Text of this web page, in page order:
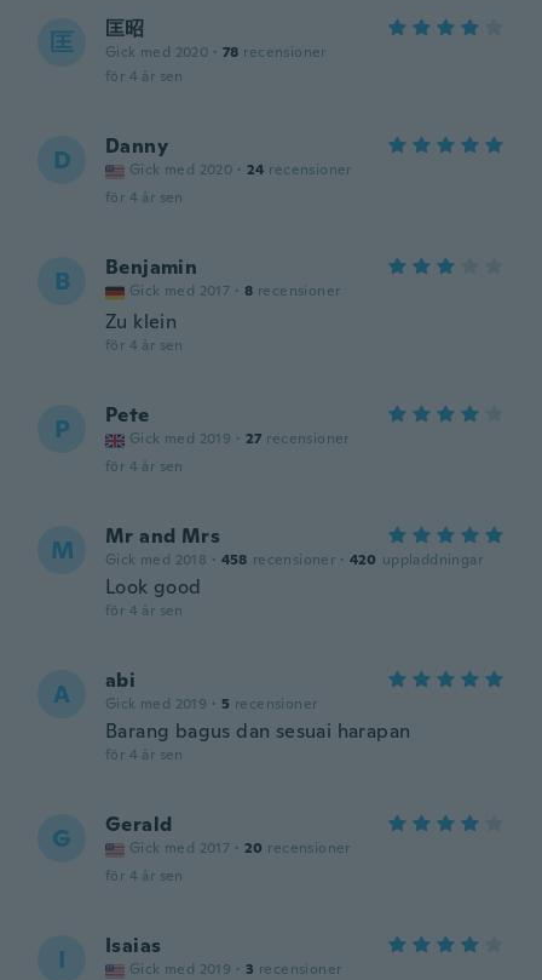
匡 匡昭
Gick med 2020 · 78 recensioner
för 4 år sen
D Danny
Gick med 2020 · 24 recensioner
för 4 år sen
B Benjamin
Gick med 2017 · 8 recensioner
Zu klein
för 4 år sen
P Pete
Gick med 2019 · 27 recensioner
för 4 år sen
M Mr and Mrs
Gick med 2018 · 458 recensioner · 420 uppladdningar
Look good
för 4 år sen
A abi
Gick med 2019 · 5 recensioner
Barang bagus dan sesuai harapan
för 4 år sen
G Gerald
Gick med 2017 · 20 recensioner
för 4 år sen
I Isaias
Gick med 2019 · 3 recensioner